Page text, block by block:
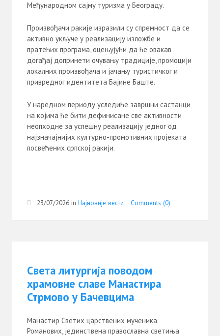
Међународном сајму туризма у Београду.
Произвођачи ракије изразили су спремност да се
активно укључе у реализацију изложбе и
пратећих програма, оцењујући да ће овакав
догађај допринети очувању традиције, промоцији
локалних произвођача и јачању туристичког и
привредног идентитета Бајине Баште.
У наредном периоду уследиће завршни састанци
на којима ће бити дефинисане све активности
неопходне за успешну реализацију једног од
најзначајнијих културно-промотивних пројеката
посвећених српској ракији.
23/07/2026 in Најновије вести Comments (0)
Света литургија поводом
храмовне славе Манастира
Стрмово у Бачевцима
Манастир Светих царствених мученика
Романових, јединствена православна светиња